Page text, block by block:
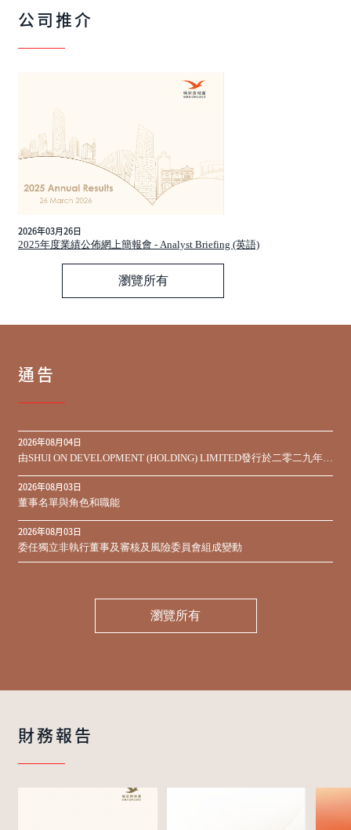
公司推介
2026年03月26日
2025年度業績公佈網上簡報會 - Analyst Briefing (英語)
瀏覽所有
通告
2026年08月04日
由SHUI ON DEVELOPMENT (HOLDING) LIMITED發行於二零二九年到
期之450,000,000美元9.75%優先票據之同意徵求於屆滿期限前收到的
同意結果
2026年08月03日
董事名單與角色和職能
2026年08月03日
委任獨立非執行董事及審核及風險委員會組成變動
瀏覽所有
財務報告